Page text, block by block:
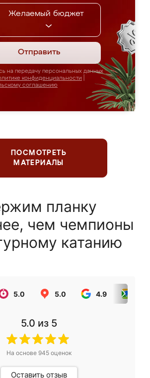
Желаемый бюджет
Отправить
на передачу персональных данных
конфиденциальности
соглашению
ПОСМОТРЕТЬ
МАТЕРИАЛЫ
планку
чем чемпионы
катанию
5.0 5.0 4.9
5.0 из 5
На основе 945оценок
Оставить отзыв